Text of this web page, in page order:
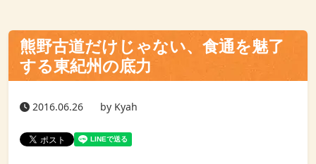
熊野古道だけじゃない、食通を魅了
する東紀州の底力
2016.06.26 by Kyah